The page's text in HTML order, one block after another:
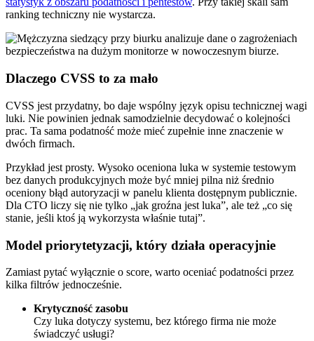
ranking techniczny nie wystarcza.
Dlaczego CVSS to za mało
CVSS jest przydatny, bo daje wspólny język opisu technicznej wagi
luki. Nie powinien jednak samodzielnie decydować o kolejności
prac. Ta sama podatność może mieć zupełnie inne znaczenie w
dwóch firmach.
Przykład jest prosty. Wysoko oceniona luka w systemie testowym
bez danych produkcyjnych może być mniej pilna niż średnio
oceniony błąd autoryzacji w panelu klienta dostępnym publicznie.
Dla CTO liczy się nie tylko „jak groźna jest luka”, ale też „co się
stanie, jeśli ktoś ją wykorzysta właśnie tutaj”.
Model priorytetyzacji, który działa operacyjnie
Zamiast pytać wyłącznie o score, warto oceniać podatności przez
kilka filtrów jednocześnie.
Krytyczność zasobu
Czy luka dotyczy systemu, bez którego firma nie może
świadczyć usługi?